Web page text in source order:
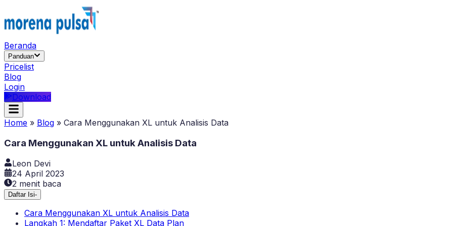
Beranda
Panduan
Pricelist
Blog
Login
Download
Home » Blog » Cara Menggunakan XL untuk Analisis Data
Cara Menggunakan XL untuk Analisis Data
Leon Devi
24 April 2023
2 menit baca
Daftar Isi-
Cara Menggunakan XL untuk Analisis Data
Langkah 1: Mendaftar Paket XL Data Plan